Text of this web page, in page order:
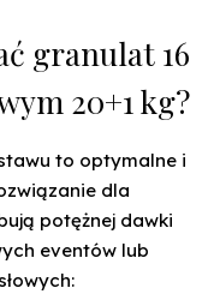
granulat 16
20+1 kg?
to optymalne i
dla
potężnej dawki
eventów lub